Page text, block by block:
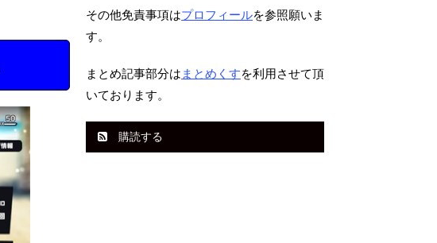
その他免責事項はプロフィールを参照願いま
す。
まとめ記事部分は まとめくすを利用させて頂
いております。
購読する